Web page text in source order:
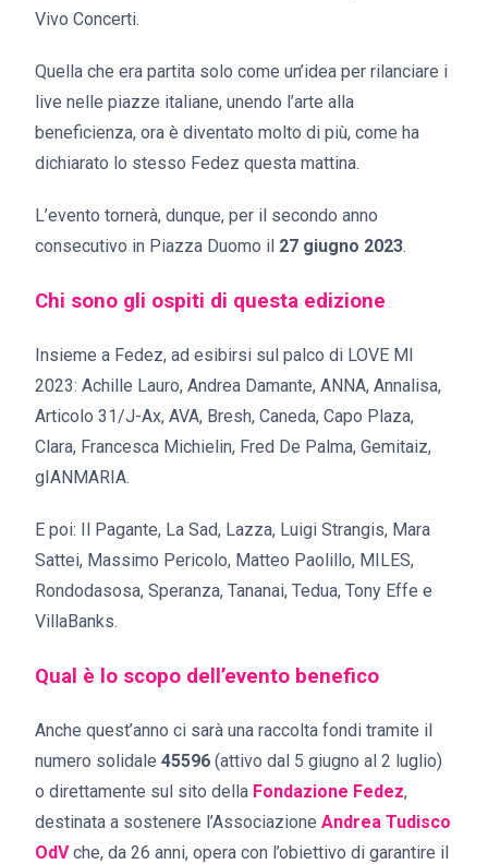
Vivo Concerti.
Quella che era partita solo come un’idea per rilanciare i
live nelle piazze italiane, unendo l’arte alla
beneficienza, ora è diventato molto di più, come ha
dichiarato lo stesso Fedez questa mattina.
L’evento tornerà, dunque, per il secondo anno
consecutivo in Piazza Duomo il 27 giugno 2023.
Chi sono gli ospiti di questa edizione
Insieme a Fedez, ad esibirsi sul palco di LOVE MI
2023: Achille Lauro, Andrea Damante, ANNA, Annalisa,
Articolo 31/J-Ax, AVA, Bresh, Caneda, Capo Plaza,
Clara, Francesca Michielin, Fred De Palma, Gemitaiz,
gIANMARIA.
E poi: Il Pagante, La Sad, Lazza, Luigi Strangis, Mara
Sattei, Massimo Pericolo, Matteo Paolillo, MILES,
Rondodasosa, Speranza, Tananai, Tedua, Tony Effe e
VillaBanks.
Qual è lo scopo dell’evento benefico
Anche quest’anno ci sarà una raccolta fondi tramite il
numero solidale 45596 (attivo dal 5 giugno al 2 luglio)
o direttamente sul sito della Fondazione Fedez,
destinata a sostenere l’Associazione Andrea Tudisco
OdVche, da 26 anni, opera con l’obiettivo di garantire il